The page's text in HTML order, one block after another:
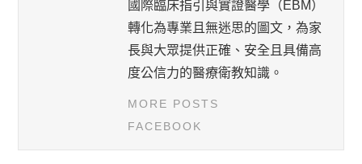
國際臨床指引與實證醫學（EBM）
轉化為專業且無迷思的圖文，為家
長與大眾提供正確、安全且具備高
度公信力的醫療衛教知識。
MORE POSTS
FACEBOOK